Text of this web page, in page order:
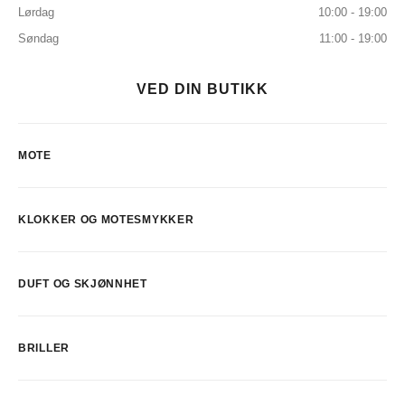
Lørdag
10:00 - 19:00
Søndag
11:00 - 19:00
VED DIN BUTIKK
MOTE
KLOKKER OG MOTESMYKKER
DUFT OG SKJØNNHET
BRILLER